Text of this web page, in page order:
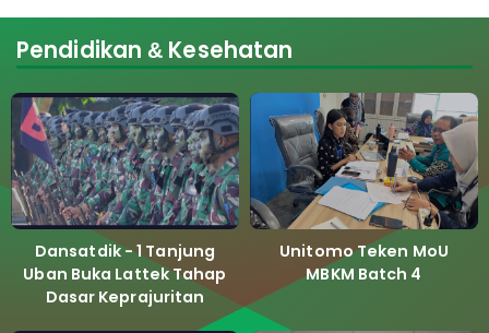
Pendidikan & Kesehatan
Dansatdik - 1 Tanjung
Uban Buka Lattek Tahap
Dasar Keprajuritan
Unitomo Teken MoU
MBKM Batch 4